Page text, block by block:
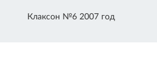
Клаксон №6 2007 год